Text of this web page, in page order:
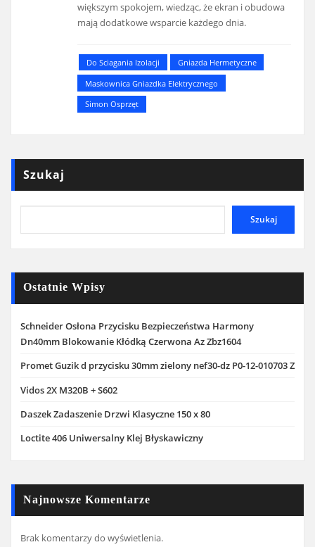
większym spokojem, wiedząc, że ekran i obudowa
mają dodatkowe wsparcie każdego dnia.
Do Sciagania Izolacji
Gniazda Hermetyczne
Maskownica Gniazdka Elektrycznego
Simon Osprzęt
Szukaj
Szukaj
Ostatnie Wpisy
Schneider Osłona Przycisku Bezpieczeństwa Harmony
Dn40mm Blokowanie Kłódką Czerwona Az Zbz1604
Promet Guzik d przycisku 30mm zielony nef30-dz P0-12-010703 Z
Vidos 2X M320B + S602
Daszek Zadaszenie Drzwi Klasyczne 150 x 80
Loctite 406 Uniwersalny Klej Błyskawiczny
Najnowsze Komentarze
Brak komentarzy do wyświetlenia.